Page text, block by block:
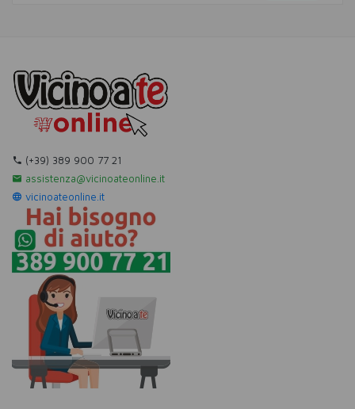
(+39) 389 900 77 21
assistenza@vicinoateonline.it
vicinoateonline.it